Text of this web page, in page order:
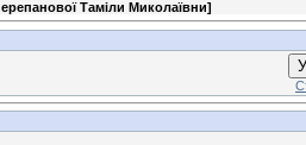
Таміли Миколаївни]